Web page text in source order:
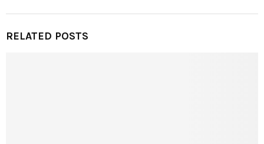
RELATED POSTS